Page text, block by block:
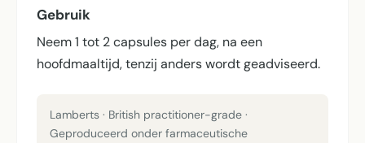
Gebruik
Neem 1 tot 2 capsules per dag, na een
hoofdmaaltijd, tenzij anders wordt geadviseerd.
Lamberts · British practitioner-grade ·
Geproduceerd onder farmaceutische